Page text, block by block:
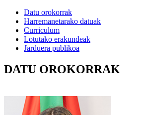
Datu orokorrak
Harremanetarako datuak
Curriculum
Lotutako erakundeak
Jarduera publikoa
DATU OROKORRAK